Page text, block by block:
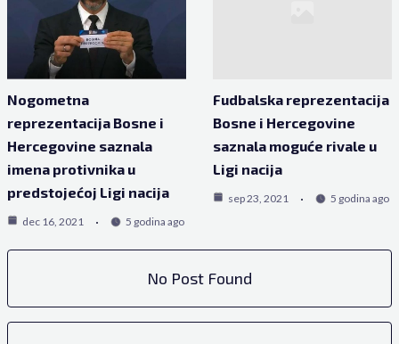
Nogometna
reprezentacija Bosne i
Hercegovine saznala
imena protivnika u
predstojećoj Ligi nacija
dec 16, 2021 5 godina ago
Fudbalska reprezentacija
Bosne i Hercegovine
saznala moguće rivale u
Ligi nacija
sep 23, 2021 5 godina ago
No Post Found